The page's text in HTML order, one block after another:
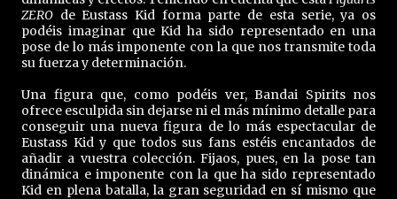
ZERO de Eustass Kid forma parte de esta serie, ya os
podéis imaginar que Kid ha sido representado en una
pose de lo más imponente con la que nos transmite toda
su fuerza y determinación.
Una figura que, como podéis ver, Bandai Spirits nos
ofrece esculpida sin dejarse ni el más mínimo detalle para
conseguir una nueva figura de lo más espectacular de
Eustass Kid y que todos sus fans estéis encantados de
añadir a vuestra colección. Fijaos, pues, en la pose tan
dinámica e imponente con la que ha sido representado
Kid en plena batalla, la gran seguridad en sí mismo que